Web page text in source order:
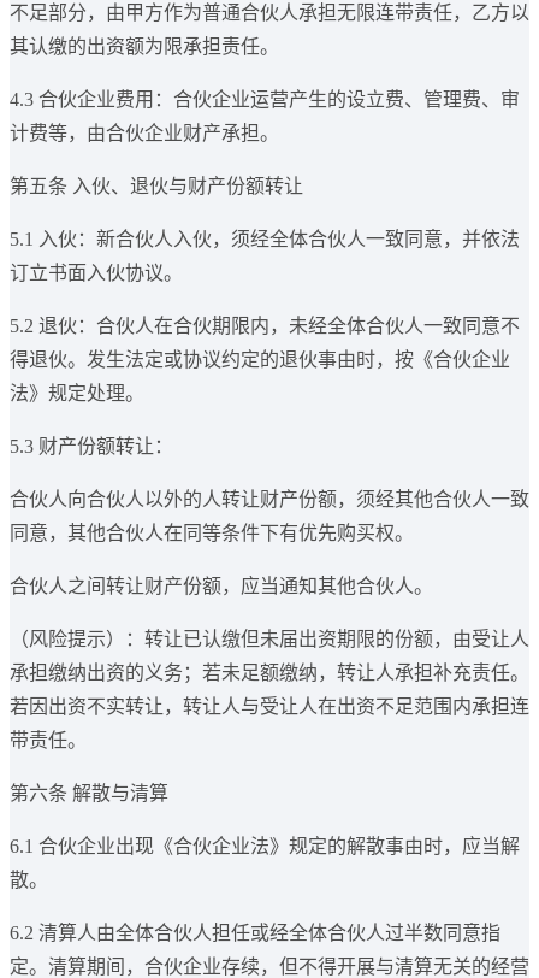
不足部分，由甲方作为普通合伙人承担无限连带责任，乙方以
其认缴的出资额为限承担责任。
4.3 合伙企业费用：合伙企业运营产生的设立费、管理费、审
计费等，由合伙企业财产承担。
第五条 入伙、退伙与财产份额转让
5.1 入伙：新合伙人入伙，须经全体合伙人一致同意，并依法
订立书面入伙协议。
5.2 退伙：合伙人在合伙期限内，未经全体合伙人一致同意不
得退伙。发生法定或协议约定的退伙事由时，按《合伙企业
法》规定处理。
5.3 财产份额转让：
合伙人向合伙人以外的人转让财产份额，须经其他合伙人一致
同意，其他合伙人在同等条件下有优先购买权。
合伙人之间转让财产份额，应当通知其他合伙人。
（风险提示）：转让已认缴但未届出资期限的份额，由受让人
承担缴纳出资的义务；若未足额缴纳，转让人承担补充责任。
若因出资不实转让，转让人与受让人在出资不足范围内承担连
带责任。
第六条 解散与清算
6.1 合伙企业出现《合伙企业法》规定的解散事由时，应当解
散。
6.2 清算人由全体合伙人担任或经全体合伙人过半数同意指
定。清算期间，合伙企业存续，但不得开展与清算无关的经营